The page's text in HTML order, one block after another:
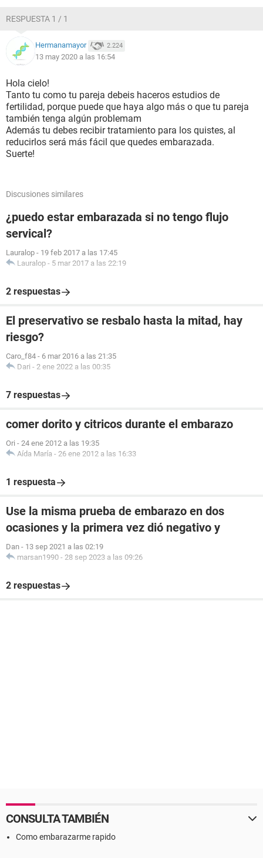
RESPUESTA 1 / 1
Hermanamayor 2.224
13 may 2020 a las 16:54
Hola cielo!
Tanto tu como tu pareja debeis haceros estudios de
fertilidad, porque puede que haya algo más o que tu pareja
también tenga algún problemam
Además tu debes recibir tratamiento para los quistes, al
reducirlos será más fácil que quedes embarazada.
Suerte!
Discusiones similares
¿puedo estar embarazada si no tengo flujo
servical?
Lauralop - 19 feb 2017 a las 17:45
Lauralop - 5 mar 2017 a las 22:19
2 respuestas
El preservativo se resbalo hasta la mitad, hay
riesgo?
Caro_f84 - 6 mar 2016 a las 21:35
Dari - 2 ene 2022 a las 00:35
7 respuestas
comer dorito y citricos durante el embarazo
Ori - 24 ene 2012 a las 19:35
Aída María - 26 ene 2012 a las 16:33
1 respuesta
Use la misma prueba de embarazo en dos
ocasiones y la primera vez dió negativo y
Dan - 13 sep 2021 a las 02:19
marsan1990 - 28 sep 2023 a las 09:26
2 respuestas
CONSULTA TAMBIÉN
Como embarazarme rapido